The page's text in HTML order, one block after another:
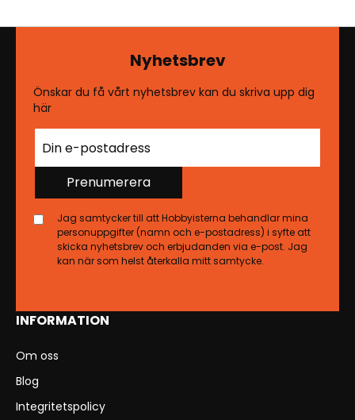
INFORMATION
Om oss
Blog
Integritetspolicy
Nyhetsbrev
Önskar du få vårt nyhetsbrev kan du skriva upp dig
här
Prenumerera
Jag samtycker till att Hobbyisterna behandlar mina
personuppgifter (namn och e-postadress) i syfte att
skicka nyhetsbrev och erbjudanden via e-post. Jag
kan när som helst återkalla mitt samtycke.